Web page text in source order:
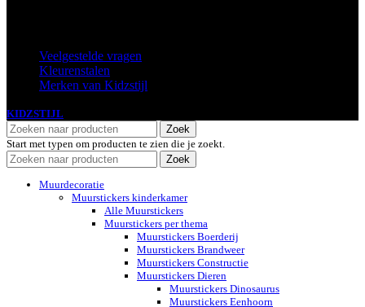
Veelgestelde vragen
Kleurenstalen
Merken van Kidzstijl
KIDZSTIJL
Zoek
Start met typen om producten te zien die je zoekt.
Zoek
Muurdecoratie
Muurstickers kinderkamer
Alle Muurstickers
Muurstickers per thema
Muurstickers Boerderij
Muurstickers Brandweer
Muurstickers Constructie
Muurstickers Dieren
Muurstickers Dinosaurus
Muurstickers Eenhoorn